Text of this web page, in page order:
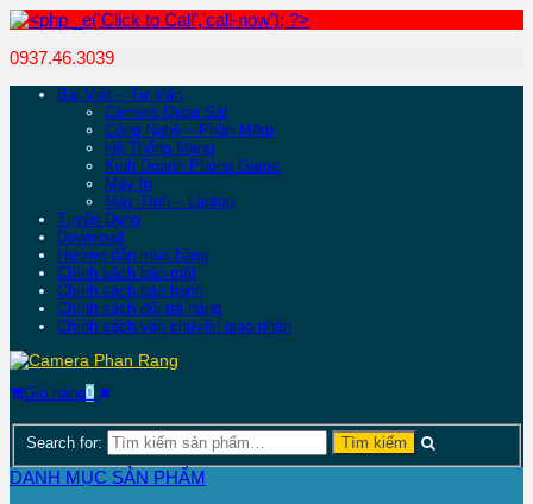
0937.46.3039
Bài Viết – Tư Vấn
Camera Quan Sát
Công Nghệ – Phần Mềm
Hệ Thống Mạng
Kinh Doanh Phòng Game
Máy In
Máy Tính – Laptop
Tuyển Dụng
Download
Hướng dẫn mua hàng
Chính sách bảo mật
Chính sách bảo hành
Chính sách đổi trả hàng
Chính sách vận chuyển giao nhận
Giỏ hàng0
Search for:
DANH MỤC SẢN PHẨM